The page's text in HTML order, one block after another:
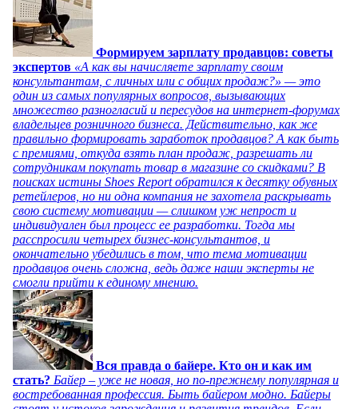
Формируем зарплату продавцов: советы
экспертов «А как вы начисляете зарплату своим
консультантам, с личных или с общих продаж?» — это
один из самых популярных вопросов, вызывающих
множество разногласий и пересудов на интернет-форумах
владельцев розничного бизнеса. Действительно, как же
правильно формировать заработок продавцов? А как быть
с премиями, откуда взять план продаж, разрешать ли
сотрудникам покупать товар в магазине со скидками? В
поисках истины Shoes Report обратился к десятку обувных
ретейлеров, но ни одна компания не захотела раскрывать
свою систему мотивации — слишком уж непрост и
индивидуален был процесс ее разработки. Тогда мы
расспросили четырех бизнес-консультантов, и
окончательно убедились в том, что тема мотивации
продавцов очень сложна, ведь даже наши эксперты не
смогли прийти к единому мнению.
Вся правда о байере. Кто он и как им
стать? Байер – уже не новая, но по-прежнему популярная и
востребованная профессия. Быть байером модно. Байеры